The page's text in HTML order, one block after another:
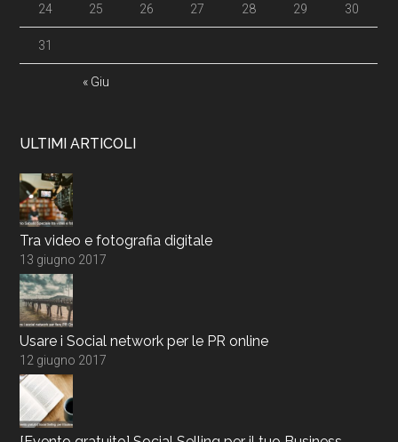
« Giu
24 25 26 27 28 29 30
31
ULTIMI ARTICOLI
Tra video e fotografia digitale
13 giugno 2017
Usare i Social network per le PR online
12 giugno 2017